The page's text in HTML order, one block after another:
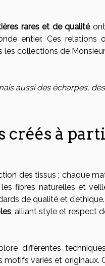
rares et de qualitéont
entier. Ces relations
les collections de
aussi des écharpes,
créés à
des tissus ; chaque
fibres naturelles et
de qualité et
, alliant style et respect
différentes
variés et originaux.